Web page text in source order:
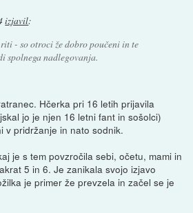
izjavil:
- so otroci že dobro poučeni in te
spolnega nadlegovanja.
Hčerka pri 16 letih prijavila
jo je njen 16 letni fant in sošolci)
v pridržanje in nato sodnik.
je s tem povzročila sebi, očetu, mami in
5 in 6. Je zanikala svojo izjavo
je primer že prevzela in začel se je